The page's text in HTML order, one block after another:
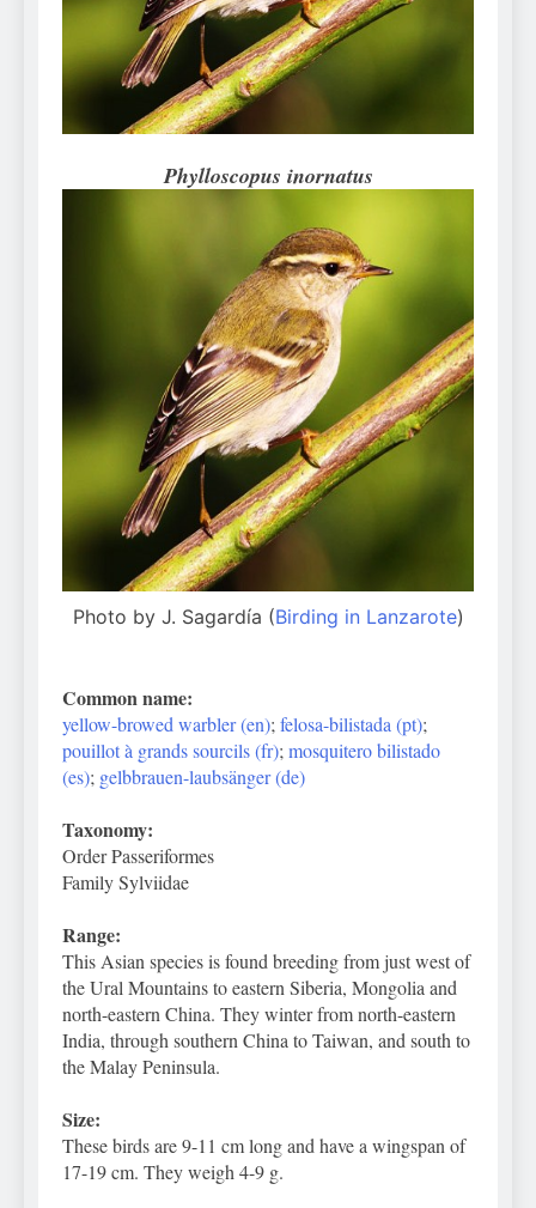
Can Bulldogs Play Fetch?
And How to Train Them!
7 Năm Ago
How Often Do I Need to
Groom My Bulldog
Phylloscopus inornatus
Photo by J. Sagardía (Birding in Lanzarote)
Common name:
yellow-browed warbler (en); felosa-bilistada (pt);
pouillot à grands sourcils (fr); mosquitero bilistado
(es); gelbbrauen-laubsänger (de)
Taxonomy:
Order Passeriformes
Family Sylviidae
Range:
This Asian species is found breeding from just west of
the Ural Mountains to eastern Siberia, Mongolia and
north-eastern China. They winter from north-eastern
India, through southern China to Taiwan, and south to
the Malay Peninsula.
Size:
These birds are 9-11 cm long and have a wingspan of
17-19 cm. They weigh 4-9 g.